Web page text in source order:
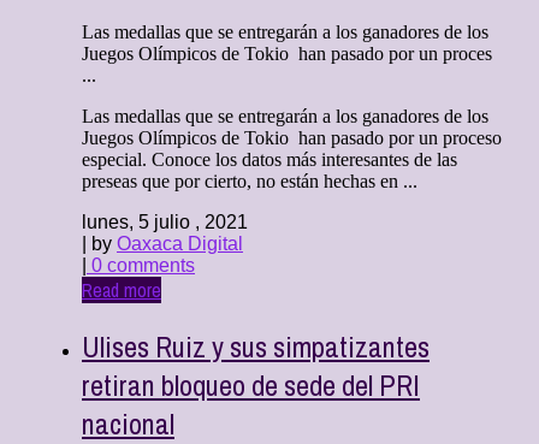
Las medallas que se entregarán a los ganadores de los
Juegos Olímpicos de Tokio han pasado por un proces
...
Las medallas que se entregarán a los ganadores de los
Juegos Olímpicos de Tokio han pasado por un proceso
especial. Conoce los datos más interesantes de las
preseas que por cierto, no están hechas en ...
lunes, 5 julio , 2021
| by Oaxaca Digital
0 comments
Read more
Ulises Ruiz y sus simpatizantes
retiran bloqueo de sede del PRI
nacional